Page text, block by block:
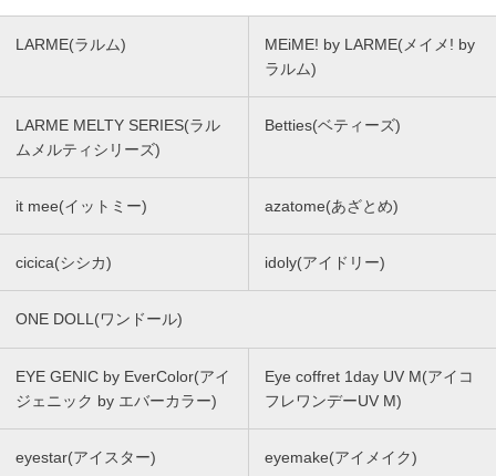
LARME(ラルム)
MEiME! by LARME(メイメ! by
ラルム)
LARME MELTY SERIES(ラル
ムメルティシリーズ)
Betties(ベティーズ)
it mee(イットミー) azatome(あざとめ)
cicica(シシカ) idoly(アイドリー)
ONE DOLL(ワンドール)
EYE GENIC by EverColor(アイ
ジェニック by エバーカラー)
Eye coffret 1day UV M(アイコ
フレワンデーUV M)
eyestar(アイスター) eyemake(アイメイク)